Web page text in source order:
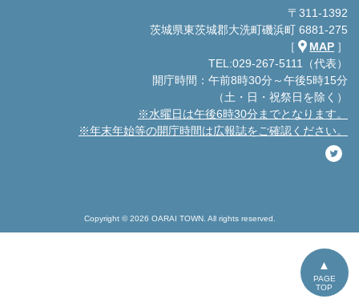
PAGE
TOP
〒311-1392
茨城県東茨城郡大洗町磯浜町 6881-275
［
MAP ］
TEL:029-267-5111（代表）
開庁時間：午前8時30分～午後5時15分
（土・日・祝祭日を除く）
※水曜日は午後6時30分までとなります。
※年末年始等の開庁時間は広報誌をご確認ください。
Copyright © 2026 OARAI TOWN. All rights reserved.